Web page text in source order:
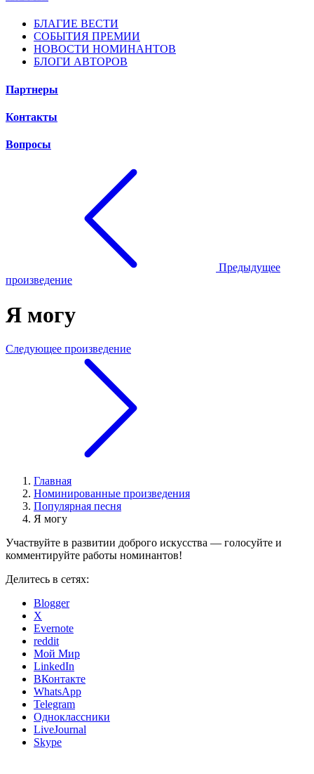
БЛАГИЕ ВЕСТИ
СОБЫТИЯ ПРЕМИИ
НОВОСТИ НОМИНАНТОВ
БЛОГИ АВТОРОВ
Партнеры
Контакты
Вопросы
Предыдущее
произведение
Я могу
Следующее произведение
Главная
Номинированные произведения
Популярная песня
Я могу
Участвуйте в развитии доброго искусства — голосуйте и
комментируйте работы номинантов!
Делитесь в сетях:
Blogger
X
Evernote
reddit
Мой Мир
LinkedIn
ВКонтакте
WhatsApp
Telegram
Одноклассники
LiveJournal
Skype